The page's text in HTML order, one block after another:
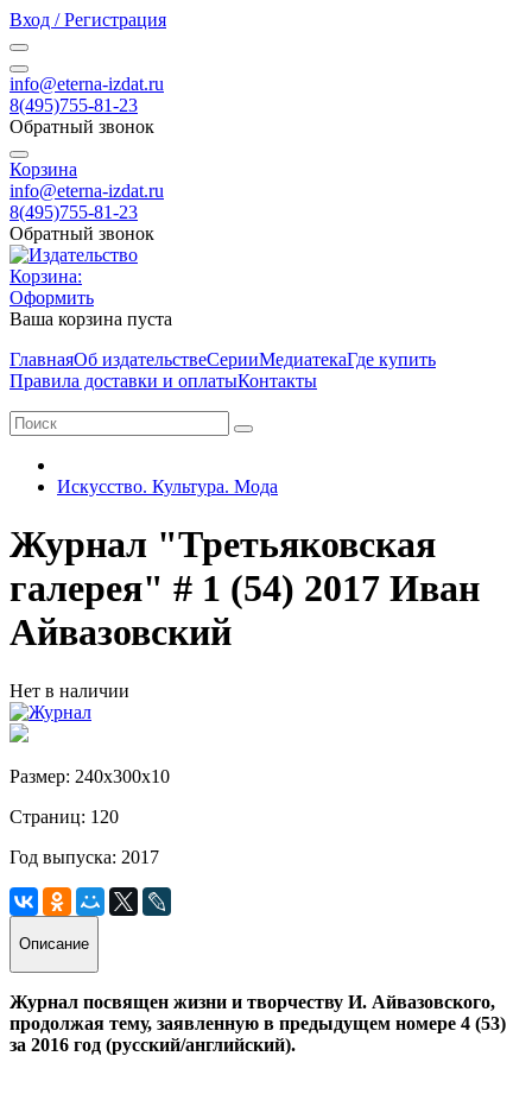
Вход / Регистрация
info@eterna-izdat.ru
8(495)755-81-23
Обратный звонок
Корзина
info@eterna-izdat.ru
8(495)755-81-23
Обратный звонок
Корзина:
Оформить
Ваша корзина пуста
ГлавнаяОб издательствеСерииМедиатекаГде купить
Правила доставки и оплатыКонтакты
Искусство. Культура. Мода
Журнал "Третьяковская
галерея" # 1 (54) 2017 Иван
Айвазовский
Нет в наличии
Размер: 240х300х10
Страниц: 120
Год выпуска: 2017
Описание
Журнал посвящен жизни и творчеству И. Айвазовского,
продолжая тему, заявленную в предыдущем номере 4 (53)
за 2016 год (русский/английский).